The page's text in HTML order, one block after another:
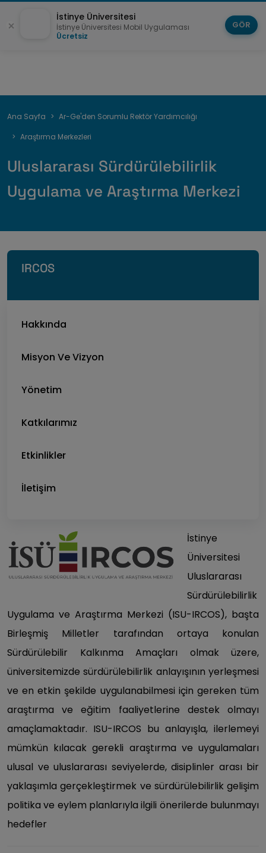
Sayfa
yolu
Ana Sayfa
Ar-Ge'den Sorumlu Rektör Yardımcılığı
Araştırma Merkezleri
Uluslararası Sürdürülebilirlik
Uygulama ve Araştırma Merkezi
İstinye
Üniversitesi
Uluslararası
Sürdürülebilirlik
Uygulama ve Araştırma Merkezi (ISU-IRCOS), başta
Birleşmiş Milletler tarafından ortaya konulan
Sürdürülebilir Kalkınma Amaçları olmak üzere,
üniversitemizde sürdürülebilirlik anlayışının yerleşmesi
ve en etkin şekilde uygulanabilmesi için gereken tüm
araştırma ve eğitim faaliyetlerine destek olmayı
amaçlamaktadır. ISU-IRCOS bu anlayışla, ilerlemeyi
mümkün kılacak gerekli araştırma ve uygulamaları
ulusal ve uluslararası seviyelerde, disiplinler arası bir
yaklaşımla gerçekleştirmek ve sürdürülebilirlik gelişim
politika ve eylem planlarıyla ilgili önerilerde bulunmayı
hedefler
IRCOS
Hakkında
Misyon Ve Vizyon
Yönetim
Katkılarımız
Etkinlikler
İletişim
İstinye Üniversitesi
İstinye Üniversitesi Mobil Uygulaması
Ücretsiz
GÖR